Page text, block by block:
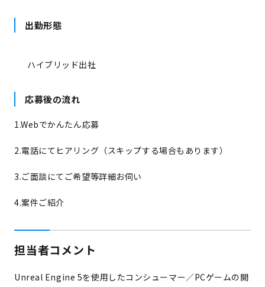
出勤形態
ハイブリッド出社
応募後の流れ
1.Webでかんたん応募
2.電話にてヒアリング（スキップする場合もあります）
3.ご面談にてご希望等詳細お伺い
4.案件ご紹介
担当者コメント
Unreal Engine 5を使用したコンシューマー／PCゲームの開